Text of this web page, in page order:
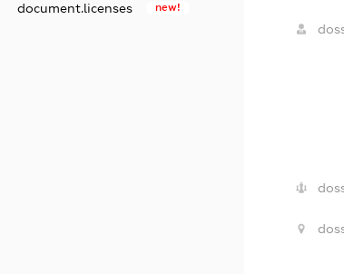
document.licenses new!